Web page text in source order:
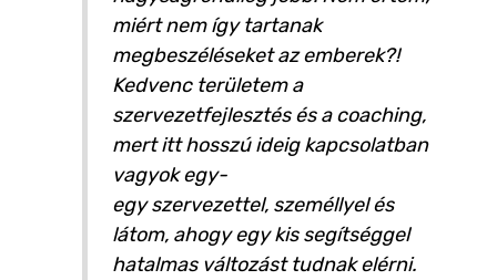
miért nem így tartanak
megbeszéléseket az emberek?!
Kedvenc területem a
szervezetfejlesztés és a coaching,
mert itt hosszú ideig kapcsolatban
vagyok egy-
egy szervezettel, személlyel és
látom, ahogy egy kis segítséggel
hatalmas változást tudnak elérni.